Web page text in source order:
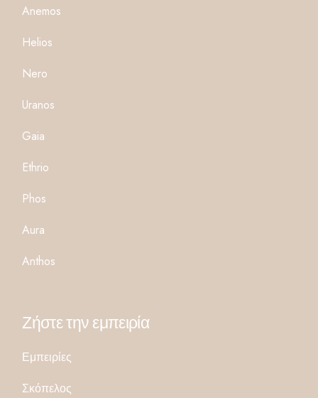
Anemos
Helios
Nero
Uranos
Gaia
Ethrio
Phos
Aura
Anthos
Ζήστε την εμπειρία
Εμπειρίες
Σκόπελος